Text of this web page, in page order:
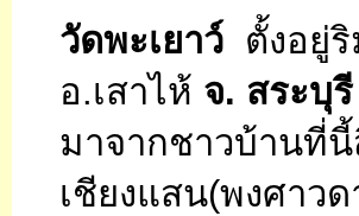
วัดพะเยาว์ ตั้งอยู่
อ.เสาไห้ จ. สระบุรี
มาจากชาวบ้านที่
เชียงแสน(พงศาว